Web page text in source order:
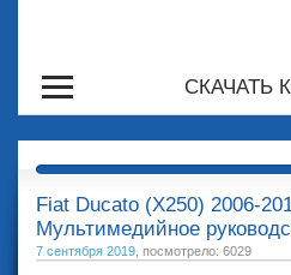
СКАЧАТЬ
Fiat Ducato (X250) 2006-
Мультимедийное
7 сентября 2019 , посмотрело: 6029